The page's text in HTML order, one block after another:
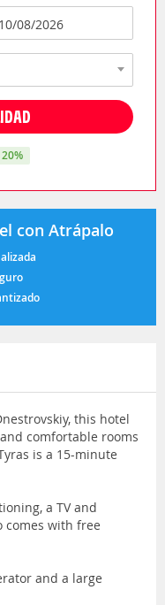
con Atrápalo
this hotel
comfortable rooms
is a 15-minute
a TV and
comes with free
and a large